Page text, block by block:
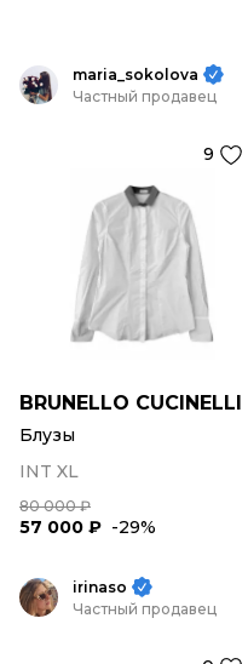
maria_sokolova
Частный продавец
9
BRUNELLO CUCINELLI
Блузы
INT XL
80 000 ₽
57 000 ₽ -29%
irinaso
Частный продавец